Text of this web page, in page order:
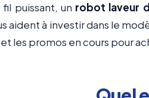
fil puissant, un robot laveur
aident à investir dans le
les promos en cours pour